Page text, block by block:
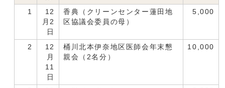
1
12
月2
日
香典（クリーンセンター蓮田地
区協議会委員の母）
5,000
2
12
月
11
日
桶川北本伊奈地区医師会年末懇
親会（2名分）
10,000